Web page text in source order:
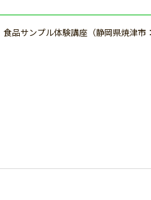
品サンプル体験講座（静岡県焼津